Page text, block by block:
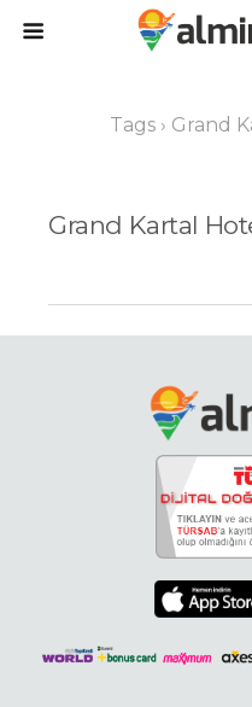
Tags › Grand
Grand Kartal